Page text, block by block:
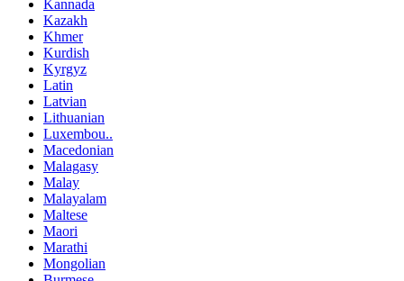
Kannada
Kazakh
Khmer
Kurdish
Kyrgyz
Latin
Latvian
Lithuanian
Luxembou..
Macedonian
Malagasy
Malay
Malayalam
Maltese
Maori
Marathi
Mongolian